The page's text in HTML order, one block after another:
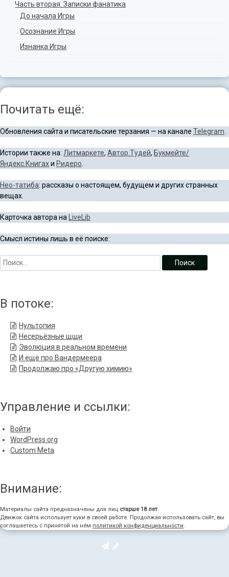
Часть вторая. Записки фанатика
До начала Игры
Осознание Игры
Изнанка Игры
Почитать ещё:
Обновления сайта и писательские терзания — на канале Telegram
Истории также на: Литмаркете, Автор.Тудей, Букмейте/
Яндекс.Книгахи Ридеро
Нео-татиба: рассказы о настоящем, будущем и других странных
вещах.
Карточка автора на LiveLib
Смысл истины лишь в её поиске:
В потоке:
Нультопия
Несерьёзные щщи
Эволюция в реальном времени
И ещё про Вандермеера
Продолжаю про «Другую химию»
Управление и ссылки:
Войти
WordPress.org
Custom Meta
Внимание:
Материалы сайта предназначены для лиц старше 18 лет.
Движок сайта использует куки в своей работе. Продолжая использовать сайт, вы
соглашаетесь с принятой на нём политикой конфиденциальности.